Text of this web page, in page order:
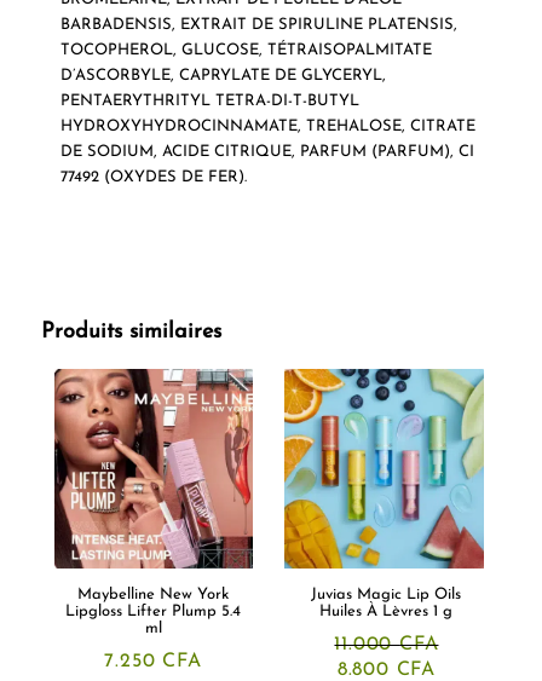
BARBADENSIS, EXTRAIT DE SPIRULINE PLATENSIS,
TOCOPHEROL, GLUCOSE, TÉTRAISOPALMITATE
D’ASCORBYLE, CAPRYLATE DE GLYCERYL,
PENTAERYTHRITYL TETRA-DI-T-BUTYL
HYDROXYHYDROCINNAMATE, TREHALOSE, CITRATE
DE SODIUM, ACIDE CITRIQUE, PARFUM (PARFUM), CI
77492 (OXYDES DE FER).
Produits similaires
Maybelline New York
Lipgloss Lifter Plump 5.4
ml
7.250 CFA
Juvias Magic Lip Oils
Huiles À Lèvres 1 g
11.000CFA
Le
8.800 CFA